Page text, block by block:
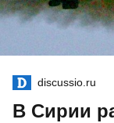
discussio.ru
В Сирии